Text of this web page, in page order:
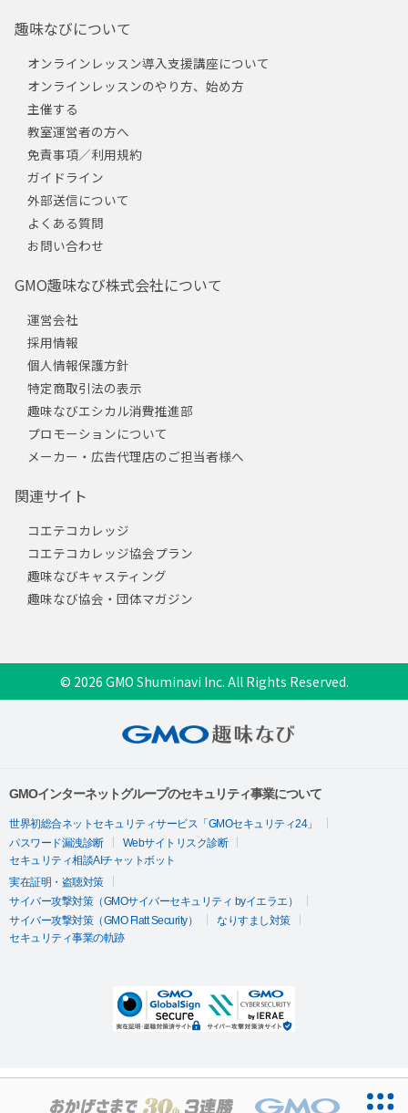
趣味なびについて
オンラインレッスン導入支援講座について
オンラインレッスンのやり方、始め方
主催する
教室運営者の方へ
免責事項／利用規約
ガイドライン
外部送信について
よくある質問
お問い合わせ
GMO趣味なび株式会社について
運営会社
採用情報
個人情報保護方針
特定商取引法の表示
趣味なびエシカル消費推進部
プロモーションについて
メーカー・広告代理店のご担当者様へ
関連サイト
コエテコカレッジ
コエテコカレッジ協会プラン
趣味なびキャスティング
趣味なび協会・団体マガジン
© 2026 GMO Shuminavi Inc. All Rights Reserved.